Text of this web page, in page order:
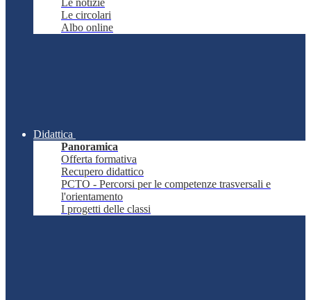
Le notizie
Le circolari
Albo online
Didattica
Panoramica
Offerta formativa
Recupero didattico
PCTO - Percorsi per le competenze trasversali e
l'orientamento
I progetti delle classi